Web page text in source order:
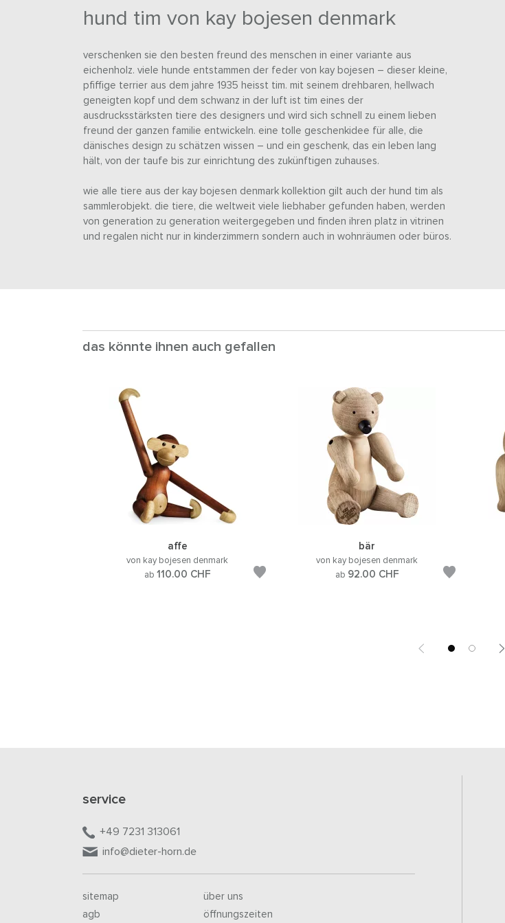
hund tim von kay bojesen denmark
verschenken sie den besten freund des menschen in einer variante aus
eichenholz. viele hunde entstammen der feder von kay bojesen – dieser kleine,
pfiffige terrier aus dem jahre 1935 heisst tim. mit seinem drehbaren, hellwach
geneigten kopf und dem schwanz in der luft ist tim eines der
ausdrucksstärksten tiere des designers und wird sich schnell zu einem lieben
freund der ganzen familie entwickeln. eine tolle geschenkidee für alle, die
dänisches design zu schätzen wissen – und ein geschenk, das ein leben lang
hält, von der taufe bis zur einrichtung des zukünftigen zuhauses.
wie alle tiere aus der kay bojesen denmark kollektion gilt auch der hund tim als
sammlerobjekt. die tiere, die weltweit viele liebhaber gefunden haben, werden
von generation zu generation weitergegeben und finden ihren platz in vitrinen
und regalen nicht nur in kinderzimmern sondern auch in wohnräumen oder büros.
das könnte ihnen auch gefallen
affe
von kay bojesen denmark
ab 110.00 CHF
bär
von kay bojesen denmark
ab 92.00 CHF
service
+49 7231 313061
info@dieter-horn.de
sitemap
agb
über uns
öffnungszeiten